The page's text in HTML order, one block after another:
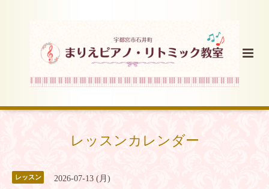
レッスンカレンダー
レッスン 2026-07-13 (月)